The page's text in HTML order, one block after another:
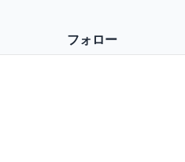
フォロー